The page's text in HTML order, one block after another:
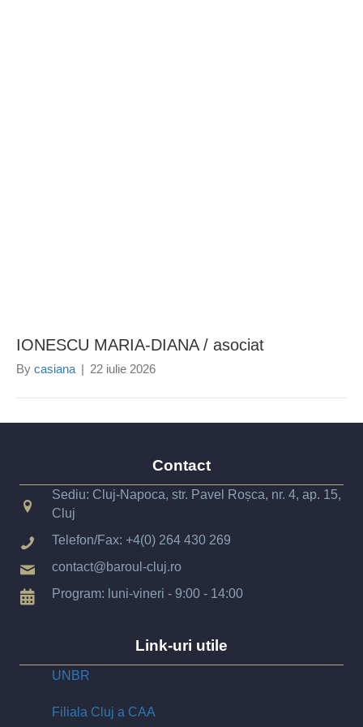
IONESCU MARIA-DIANA / asociat
By casiana | 22 iulie 2026
Contact
Sediu: Cluj-Napoca, str. Pavel Roșca, nr. 4, ap. 15,
Cluj
Telefon/Fax: +4(0) 264 430 269
contact@baroul-cluj.ro
Program: luni-vineri - 9:00 - 14:00
Link-uri utile
UNBR
Filiala Cluj a CAA